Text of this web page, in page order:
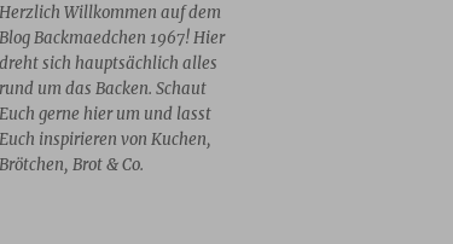
Herzlich Willkommen auf dem
Blog Backmaedchen 1967! Hier
dreht sich hauptsächlich alles
rund um das Backen. Schaut
Euch gerne hier um und lasst
Euch inspirieren von Kuchen,
Brötchen, Brot & Co.